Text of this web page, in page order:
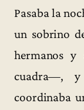
Pasaba la
un sobrino
hermanos y
cuadra—,
coordinaba